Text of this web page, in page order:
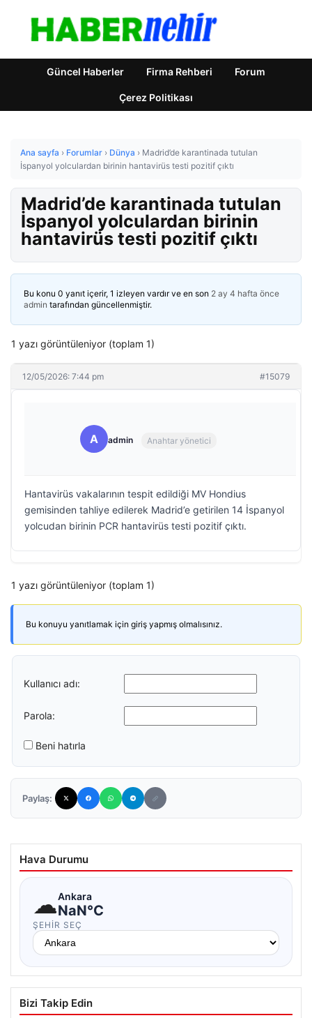
Güncel Haberler Firma Rehberi Forum
Çerez Politikası
Ana sayfa › Forumlar › Dünya › Madrid’de karantinada tutulan
İspanyol yolculardan birinin hantavirüs testi pozitif çıktı
Madrid’de karantinada tutulan
İspanyol yolculardan birinin
hantavirüs testi pozitif çıktı
Bu konu 0 yanıt içerir, 1 izleyen vardır ve en son 2 ay 4 hafta önce
admin tarafından güncellenmiştir.
1 yazı görüntüleniyor (toplam 1)
12/05/2026: 7:44 pm #15079
A admin Anahtar yönetici
Hantavirüs vakalarının tespit edildiği MV Hondius
gemisinden tahliye edilerek Madrid’e getirilen 14 İspanyol
yolcudan birinin PCR hantavirüs testi pozitif çıktı.
1 yazı görüntüleniyor (toplam 1)
Bu konuyu yanıtlamak için giriş yapmış olmalısınız.
Kullanıcı adı:
Parola:
Beni hatırla
Paylaş:
Hava Durumu
☁Ankara
NaN°C
ŞEHIR SEÇ
Bizi Takip Edin